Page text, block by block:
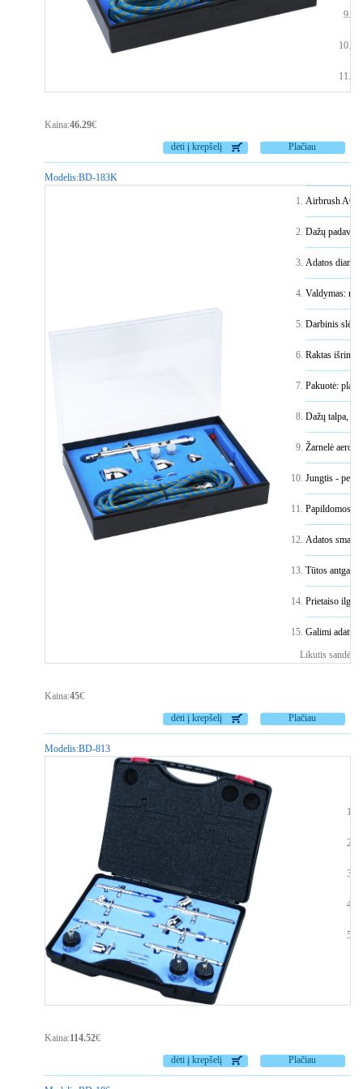
Kaina:46.29€
Plačiau
dėti į krepšelį
Modelis:BD-183K
Airbrush AG-
Dažų
Adatos
Valdymas:
Darbinis
Raktas
Pakuotė:
Dažų talpa,
Žarnelė
Jungtis -
Papildomos
Adatos
Tūtos antgalis
Prietaiso ilgis:
Galimi adatų
Likutis
Kaina:45€
Plačiau
dėti į krepšelį
Modelis:BD-813
Kaina:114.52€
Plačiau
dėti į krepšelį